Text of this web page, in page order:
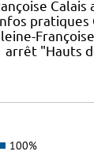
pratiques
arrêt "Hauts
100%